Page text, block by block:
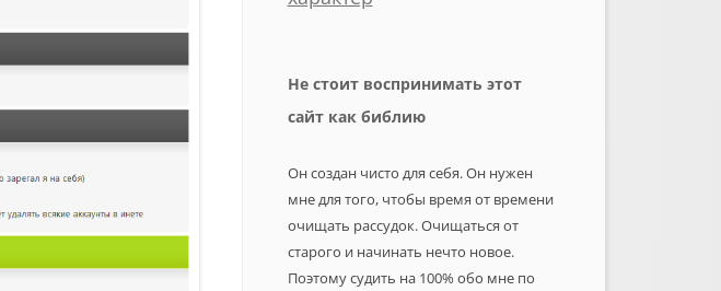
Не стоит воспринимать этот
сайт как библию
Он создан чисто для себя. Он нужен
мне для того, чтобы время от времени
очищать рассудок. Очищаться от
старого и начинать нечто новое.
Поэтому судить на 100% обо мне по